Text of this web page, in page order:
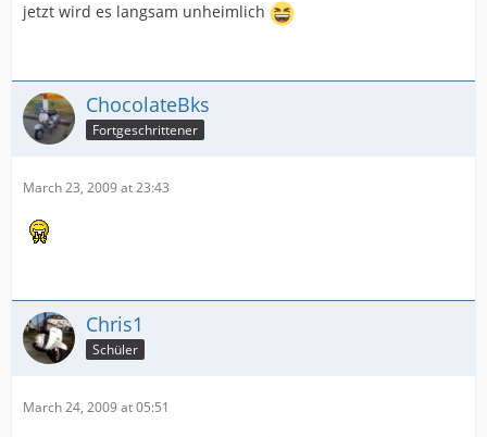
jetzt wird es langsam unheimlich
ChocolateBks
Fortgeschrittener
March 23, 2009 at 23:43
Chris1
Schüler
March 24, 2009 at 05:51